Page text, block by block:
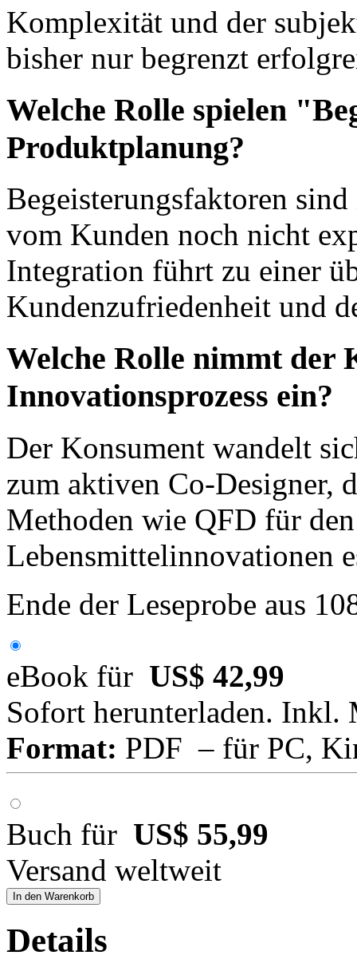
Komplexität und der
bisher nur begrenzt
Welche Rolle spielen
Produktplanung?
Begeisterungsfaktoren
vom Kunden noch nicht
Integration führt zu einer
Kundenzufriedenheit und
Welche Rolle nimmt der
Innovationsprozess ein?
Der Konsument wandelt
zum aktiven Co-Designer,
Methoden wie QFD für
Lebensmittelinnovationen
Ende der Leseprobe aus
eBook für US$ 42,99
Sofort herunterladen. Inkl.
Format: PDF – für PC,
Buch für US$ 55,99
Versand weltweit
In den Warenkorb
Details